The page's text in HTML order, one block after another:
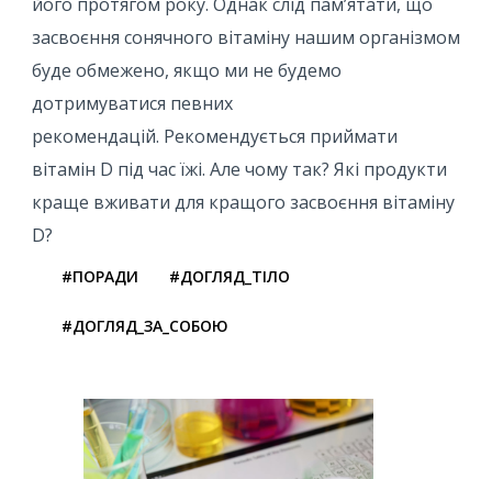
засвоєння сонячного вітаміну нашим організмом
буде обмежено, якщо ми не будемо
дотримуватися певних
рекомендацій. Рекомендується приймати
вітамін D під час їжі. Але чому так? Які продукти
краще вживати для кращого засвоєння вітаміну
D?
#ПОРАДИ #ДОГЛЯД_ТІЛО
#ДОГЛЯД_ЗА_СОБОЮ